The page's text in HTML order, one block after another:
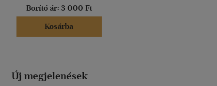
Borító ár: 3 000 Ft
Kosárba
Új megjelenések